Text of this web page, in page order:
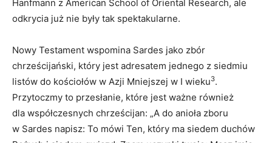
Hanfmann z American School of Oriental Research, ale
odkrycia już nie były tak spektakularne.
Nowy Testament wspomina Sardes jako zbór
chrześcijański, który jest adresatem jednego z siedmiu
listów do kościołów w Azji Mniejszej w I wieku3.
Przytoczmy to przesłanie, które jest ważne również
dla współczesnych chrześcijan: „A do anioła zboru
w Sardes napisz: To mówi Ten, który ma siedem duchów